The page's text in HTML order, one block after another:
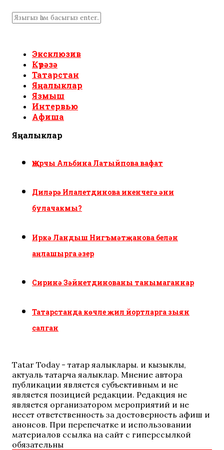
Эксклюзив
Күрәзә
Татарстан
Яңалыклар
Язмыш
Интервью
Афиша
Яңалыклар
Җырчы Альбина Латыйпова вафат
Диләрә Илалетдинова икенчегә әни
булачакмы?
Иркә Ландыш Нигъмәтҗанова белән
аңлашырга әзер
Сиринә Зәйнетдинованы танымаганнар
Татарстанда көчле җил йортларга зыян
салган
Tatar Today - татар яңалыклары. иң кызыклы,
актуаль татарча яңалыклар. Мнение автора
публикации является субъективным и не
является позицией редакции. Редакция не
является организатором мероприятий и не
несет ответственность за достоверность афиш и
анонсов. При перепечатке и использовании
материалов ссылка на сайт с гиперссылкой
обязательны